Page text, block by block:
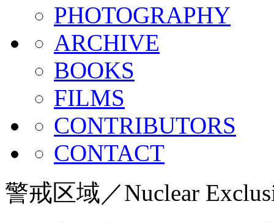
PHOTOGRAPHY
ARCHIVE
BOOKS
FILMS
CONTRIBUTORS
CONTACT
警戒区域／Nuclear